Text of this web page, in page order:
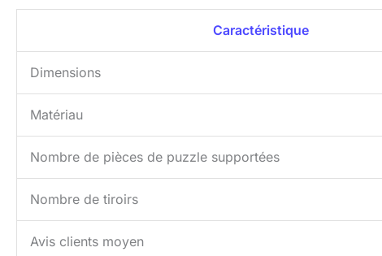
Caractéristique
Dimensions
Matériau
Nombre de pièces de puzzle supportées
Nombre de tiroirs
Avis clients moyen